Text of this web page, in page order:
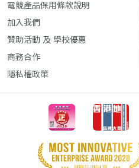
電競產品保用條款說明
加入我們
贊助活動 及 學校優惠
商務合作
隱私權政策